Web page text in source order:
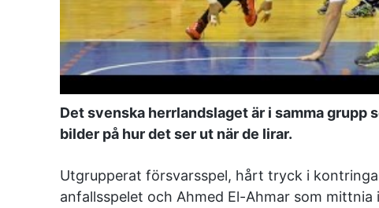
Det svenska herrlandslaget är i samma grupp
bilder på hur det ser ut när de lirar.
Utgrupperat försvarsspel, hårt tryck i
anfallsspelet och Ahmed El-Ahmar som